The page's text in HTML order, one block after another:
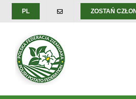
Skip
PL ZOSTAŃ